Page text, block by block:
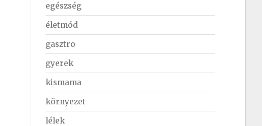
egészség
életmód
gasztro
gyerek
kismama
környezet
lélek